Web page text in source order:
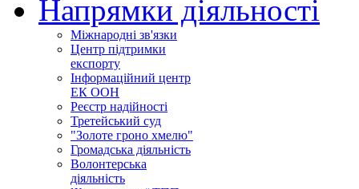
Напрямки діяльності
Міжнародні зв'язки
Центр підтримки
експорту
Інформаційний центр
ЕК ООН
Реєстр надійності
Третейський суд
"Золоте гроно хмелю"
Громадська діяльність
Волонтерська
діяльність